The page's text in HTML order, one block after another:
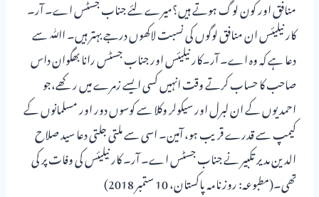
منافق اور کون لوگ ہوتے ہیں؟میرے لئے جناب جسٹس اے۔ آر۔
کار نیلیئس ان منافق لوگوں کی نسبت لاکھوں درجے بہتر ہیں۔ اﷲ سے
دعا ہے کہ وہ اے۔ آر۔کار نیلیئس اور جناب جسٹس رانا بھگوان داس
صاحب کا حساب کرتے وقت انہیں کسی ایسے زمرے میں رکھے،جو
احمدیوں کے ان لبرل اور سیکولر وکلا سے کوسوں دور اور مسلمانوں کے
کیمپ سے قدرے قریب ہو، آمین۔ اسی سے ملتی جلتی دعا سید صلاح
الدین مدیر تکبیر نے جناب جسٹس اے۔ آر۔ کار نیلیئس کی وفات پر کی
تھی۔(مطبوعہ: روزنامہ پاکستان، 10 ستمبر 2018)